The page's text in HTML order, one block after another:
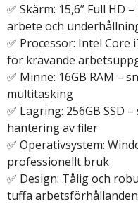
✅ Skärm: 15,6” Full HD
arbete och
✅ Processor: Intel
för krävande
✅ Minne: 16GB RAM –
multitasking
✅ Lagring: 256GB SSD
hantering av filer
✅ Operativsystem:
professionellt bruk
✅ Design: Tålig och
tuffa arbetsförhållanden